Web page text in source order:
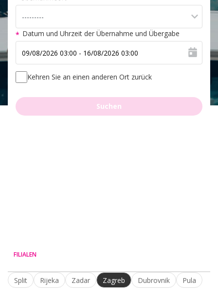
Datum und Uhrzeit der Übernahme und Übergabe
Kehren Sie an einen anderen Ort zurück
Suchen
FILIALEN
Split Rijeka Zadar Zagreb Dubrovnik Pula